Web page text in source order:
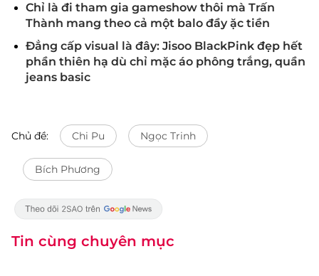
Chỉ là đi tham gia gameshow thôi mà Trấn
Thành mang theo cả một balo đầy ặc tiền
Đẳng cấp visual là đây: Jisoo BlackPink đẹp hết
phần thiên hạ dù chỉ mặc áo phông trắng, quần
jeans basic
Chủ đề: Chi Pu Ngọc Trinh
Bích Phương
Tin cùng chuyên mục